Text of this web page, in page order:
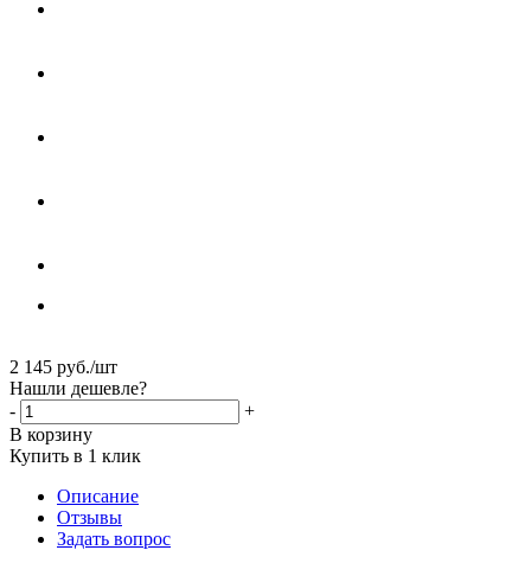
2 145 руб./шт
Нашли дешевле?
-
+
В корзину
Купить в 1 клик
Описание
Отзывы
Задать вопрос